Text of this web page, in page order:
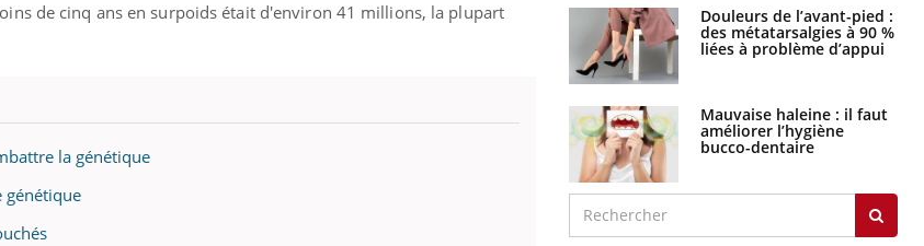
de cinq ans en surpoids était d'environ 41 millions, la plupart
la génétique
génétique
Douleurs de l’avant-pied :
des métatarsalgies à 90 %
liées à problème d’appui
Mauvaise haleine : il faut
améliorer l’hygiène
bucco-dentaire